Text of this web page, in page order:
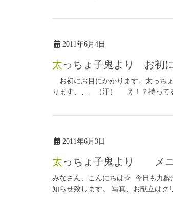
2011年6月4日
太っちょ子鬼より お
お初にお目にかかります、太っち
ります、、、（汗） え！？持って
2011年6月3日
太っちょ子鬼より メ
みなさん、こんにちは☆ 今日も九酔
知らせ致します。 写真、お献立は